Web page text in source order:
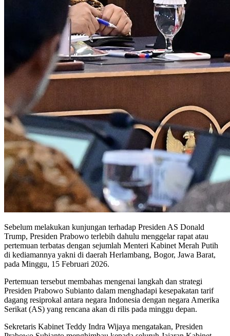
Sebelum melakukan kunjungan terhadap Presiden AS Donald
Trump, Presiden Prabowo terlebih dahulu menggelar rapat atau
pertemuan terbatas dengan sejumlah Menteri Kabinet Merah Putih
di kediamannya yakni di daerah Herlambang, Bogor, Jawa Barat,
pada Minggu, 15 Februari 2026.
Pertemuan tersebut membahas mengenai langkah dan strategi
Presiden Prabowo Subianto dalam menghadapi kesepakatan tarif
dagang resiprokal antara negara Indonesia dengan negara Amerika
Serikat (AS) yang rencana akan di rilis pada minggu depan.
Sekretaris Kabinet Teddy Indra Wijaya mengatakan, Presiden